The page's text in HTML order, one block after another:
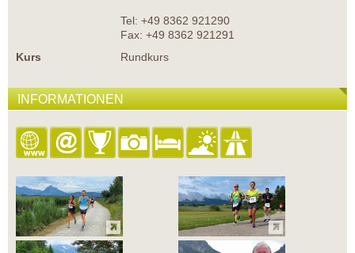
Tel: +49 8362 921290
Fax: +49 8362 921291
Kurs
Rundkurs
INFORMATIONEN